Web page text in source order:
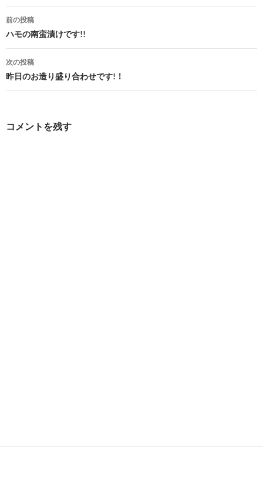
投
稿
ナ
ビ
前の投稿
ハモの南蛮漬けです!!
次の投稿
昨日のお造り盛り合わせです!！
コメントを残す